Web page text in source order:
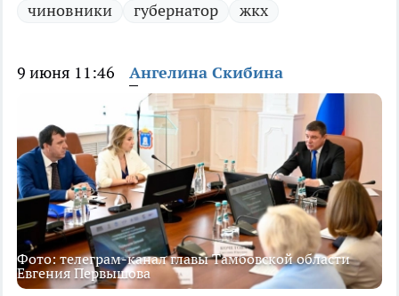
чиновники губернатор жкх
9 июня 11:46 Ангелина Скибина
Фото: телеграм-канал главы Тамбовской области
Евгения Первышова